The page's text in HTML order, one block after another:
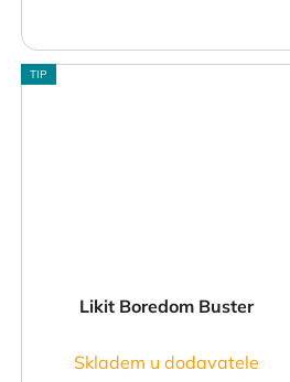
TIP
Likit Boredom Buster
Skladem u dodavatele